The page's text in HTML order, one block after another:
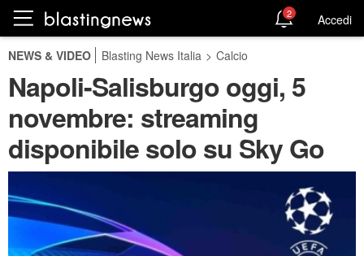
2 Accedi
NEWS & VIDEO Blasting News Italia > Calcio
Napoli-Salisburgo oggi, 5
novembre: streaming
disponibile solo su Sky Go